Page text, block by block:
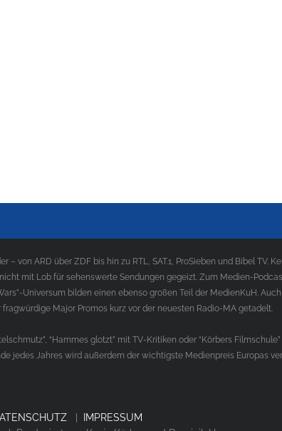
von ARD über ZDF bis hin zu RTL, SAT.1, ProSieben und Bibel TV.
mit Lob für sehenswerte Sendungen gegeizt. Zum Medien-
Universum bilden einen ebenso großen Teil der MedienKuH.
Major Promos kurz vor der neuesten Radio-MA getadelt.
“Hammes glotzt” mit TV-Kritiken oder “Körbers
jedes Jahres wird außerdem der wichtigste Medienpreis Europas
|
IMPRESSUM